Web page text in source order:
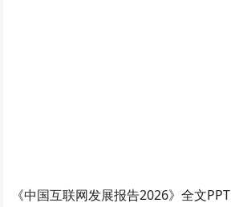
《中国互联网发展报告2026》全文PPT